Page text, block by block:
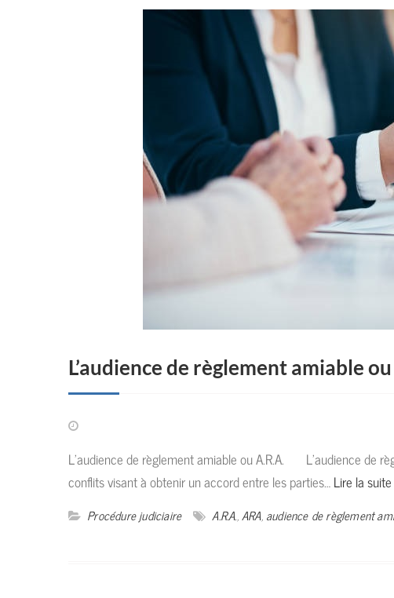
L’audience de règlement amiable
L’audience de règlement amiable ou A.R.A. L’audience de
conflits visant à obtenir un accord entre les parties…Lire la suite
Procédure judiciaire A.R.A.,ARA, audience de règlement